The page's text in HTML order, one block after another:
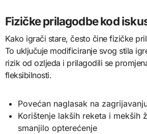
Fizičke prilagodbe kod
Kako igrači stare, često čine fizičke
To uključuje modificiranje svog stila
rizik od ozljeda i prilagodili se
fleksibilnosti.
Povećan naglasak na
Korištenje lakših reketa i mekših
smanjilo opterećenje